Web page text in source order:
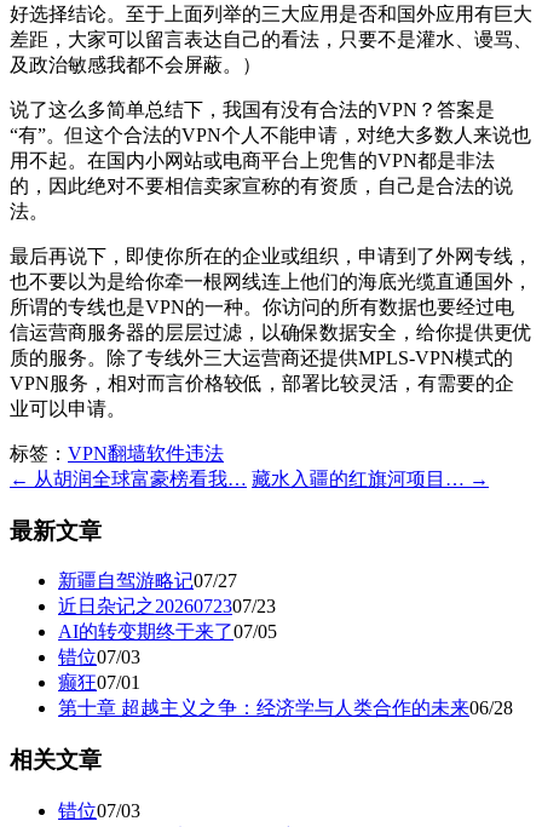
好选择结论。至于上面列举的三大应用是否和国外应用有巨大
差距，大家可以留言表达自己的看法，只要不是灌水、谩骂、
及政治敏感我都不会屏蔽。）
说了这么多简单总结下，我国有没有合法的VPN？答案是
“有”。但这个合法的VPN个人不能申请，对绝大多数人来说也
用不起。在国内小网站或电商平台上兜售的VPN都是非法
的，因此绝对不要相信卖家宣称的有资质，自己是合法的说
法。
最后再说下，即使你所在的企业或组织，申请到了外网专线，
也不要以为是给你牵一根网线连上他们的海底光缆直通国外，
所谓的专线也是VPN的一种。你访问的所有数据也要经过电
信运营商服务器的层层过滤，以确保数据安全，给你提供更优
质的服务。除了专线外三大运营商还提供MPLS-VPN模式的
VPN服务，相对而言价格较低，部署比较灵活，有需要的企
业可以申请。
标签： VPN翻墙软件违法
← 从胡润全球富豪榜看我… 藏水入疆的红旗河项目… →
最新文章
新疆自驾游略记07/27
近日杂记之2026072307/23
AI的转变期终于来了07/05
错位07/03
癫狂07/01
第十章 超越主义之争：经济学与人类合作的未来06/28
相关文章
错位07/03